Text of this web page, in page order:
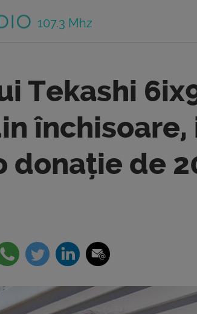
107.3 Mhz
Tekashi
închisoare,
donație de